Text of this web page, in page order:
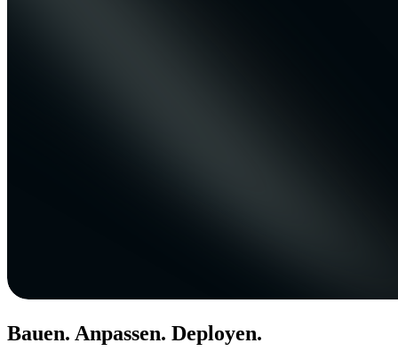
Bauen. Anpassen. Deployen.